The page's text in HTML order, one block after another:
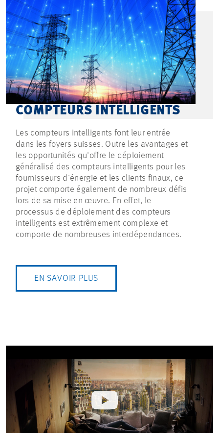
COMPTEURS INTELLIGENTS
Les compteurs intelligents font leur entrée
dans les foyers suisses. Outre les avantages et
les opportunités qu'offre le déploiement
généralisé des compteurs intelligents pour les
fournisseurs d'énergie et les clients finaux, ce
projet comporte également de nombreux défis
lors de sa mise en œuvre. En effet, le
processus de déploiement des compteurs
intelligents est extrêmement complexe et
comporte de nombreuses interdépendances.
EN SAVOIR PLUS